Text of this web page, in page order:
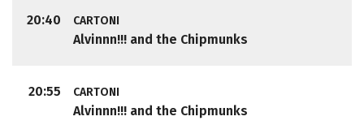
20:40 CARTONI
Alvinnn!!! and the Chipmunks
20:55 CARTONI
Alvinnn!!! and the Chipmunks